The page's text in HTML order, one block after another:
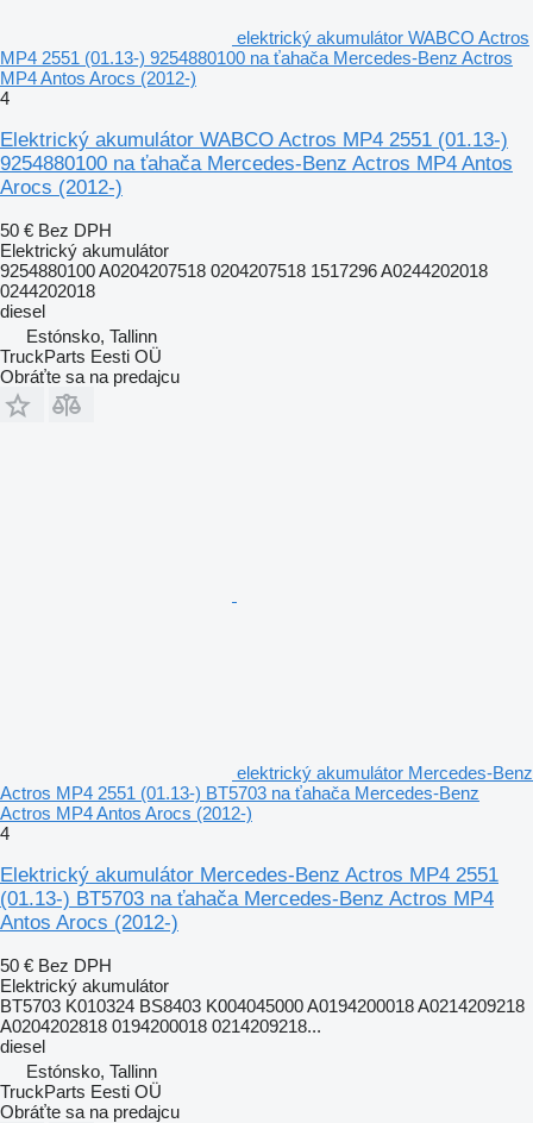
elektrický akumulátor WABCO Actros
MP4 2551 (01.13-) 9254880100 na ťahača Mercedes-Benz Actros
MP4 Antos Arocs (2012-)
4
Elektrický akumulátor WABCO Actros MP4 2551 (01.13-)
9254880100 na ťahača Mercedes-Benz Actros MP4 Antos
Arocs (2012-)
50 € Bez DPH
Elektrický akumulátor
9254880100 A0204207518 0204207518 1517296 A0244202018
0244202018
diesel
Estónsko, Tallinn
TruckParts Eesti OÜ
Obráťte sa na predajcu
elektrický akumulátor Mercedes-Benz
Actros MP4 2551 (01.13-) BT5703 na ťahača Mercedes-Benz
Actros MP4 Antos Arocs (2012-)
4
Elektrický akumulátor Mercedes-Benz Actros MP4 2551
(01.13-) BT5703 na ťahača Mercedes-Benz Actros MP4
Antos Arocs (2012-)
50 € Bez DPH
Elektrický akumulátor
BT5703 K010324 BS8403 K004045000 A0194200018 A0214209218
A0204202818 0194200018 0214209218...
diesel
Estónsko, Tallinn
TruckParts Eesti OÜ
Obráťte sa na predajcu